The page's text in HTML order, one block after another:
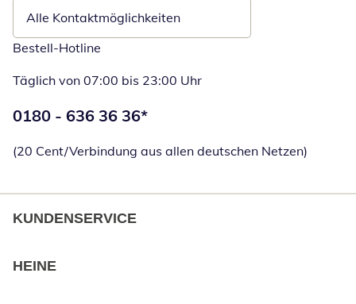
Alle Kontaktmöglichkeiten
Bestell-Hotline
Täglich von 07:00 bis 23:00 Uhr
Telefonnummer:
0180 - 636 36 36*
(20 Cent/Verbindung aus allen deutschen Netzen)
KUNDENSERVICE
HEINE